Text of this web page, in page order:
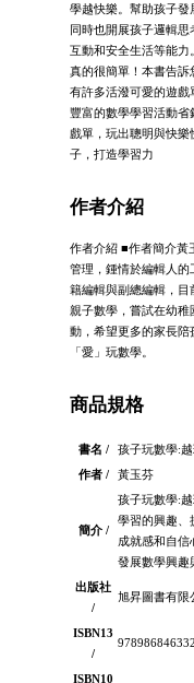
學越快樂。幫助孩子發
同時也開展孩子邏輯
互動和安全生活等能
真的很簡單！本書告訴
有許多活潑可愛的遊
豐富的數學學習活動
戲單，玩出聰明與快
子，打造學習力
作者介紹
作者介紹 ■作者簡介黃
管理，鍾情於編輯人
籍編輯與副總編輯，
親子數學，嘗試在幼
動，希望更多的家長
「愛」玩數學。
商品規格
書名 /
孩子玩數學:
作者 /
黃玉芬
簡介 /
孩子玩數學:
學習的興趣、
成就感和自信
發展數學興趣
出版社
/
旭昇圖書有限
ISBN13
/
ISBN10